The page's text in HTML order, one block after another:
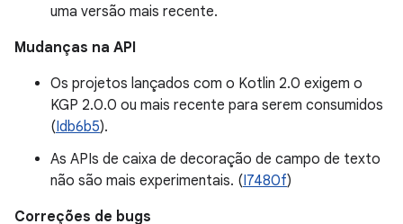
uma versão mais recente.
Mudanças na API
Os projetos lançados com o Kotlin 2.0 exigem o
KGP 2.0.0 ou mais recente para serem consumidos
(Idb6b5).
As APIs de caixa de decoração de campo de texto
não são mais experimentais. (I7480f)
Correções de bugs